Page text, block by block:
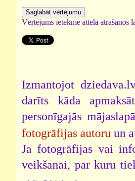
Vērtējums ietekmē attēla atrašanos
Izmantojot
darīts kāda
personīgajās
fotogrāfijas autoru un
Ja fotogrāfijas vai
veikšanai, par kuru